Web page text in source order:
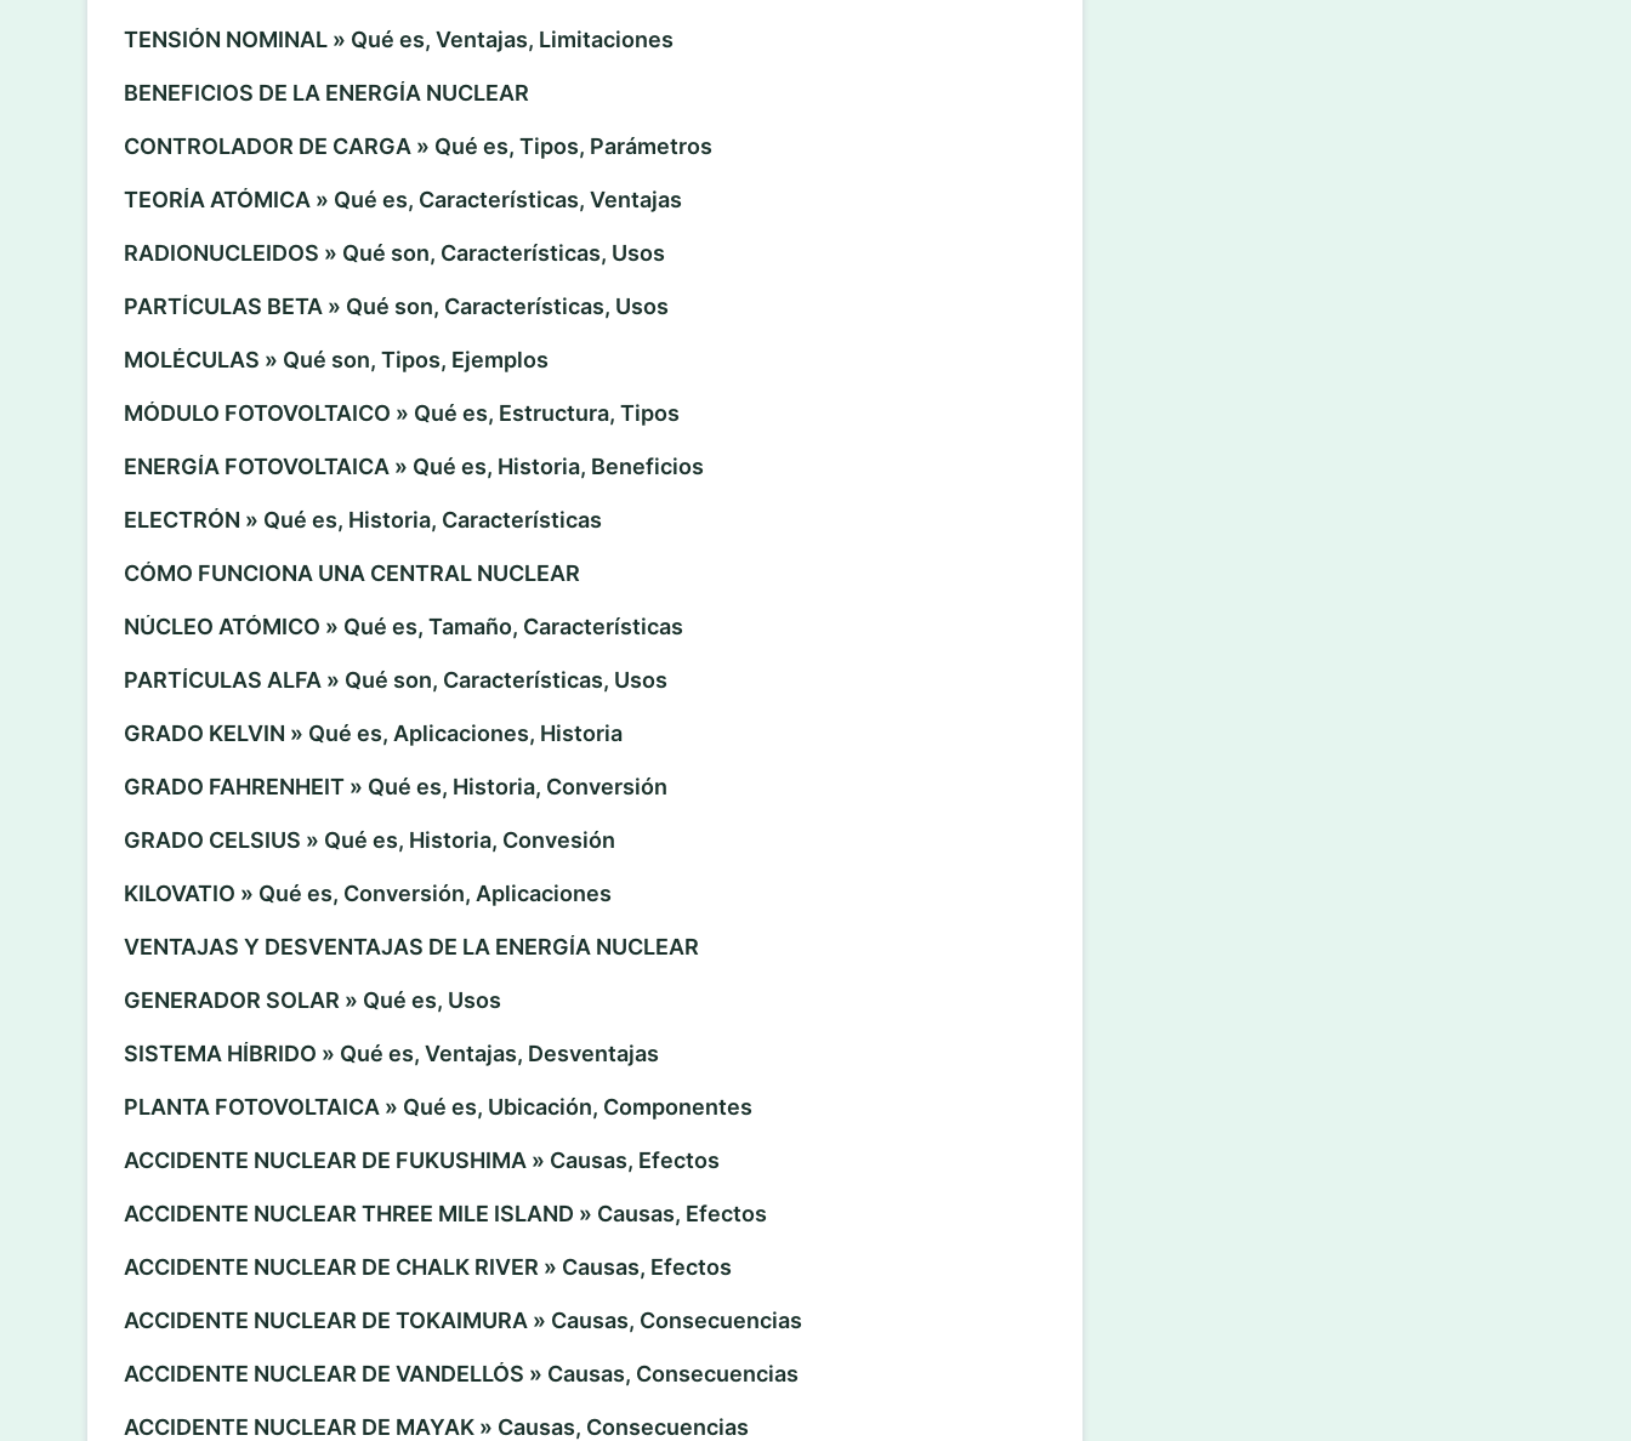
TENSIÓN NOMINAL » Qué es, Ventajas, Limitaciones
BENEFICIOS DE LA ENERGÍA NUCLEAR
CONTROLADOR DE CARGA » Qué es, Tipos, Parámetros
TEORÍA ATÓMICA » Qué es, Características, Ventajas
RADIONUCLEIDOS » Qué son, Características, Usos
PARTÍCULAS BETA » Qué son, Características, Usos
MOLÉCULAS » Qué son, Tipos, Ejemplos
MÓDULO FOTOVOLTAICO » Qué es, Estructura, Tipos
ENERGÍA FOTOVOLTAICA » Qué es, Historia, Beneficios
ELECTRÓN » Qué es, Historia, Características
CÓMO FUNCIONA UNA CENTRAL NUCLEAR
NÚCLEO ATÓMICO » Qué es, Tamaño, Características
PARTÍCULAS ALFA » Qué son, Características, Usos
GRADO KELVIN » Qué es, Aplicaciones, Historia
GRADO FAHRENHEIT » Qué es, Historia, Conversión
GRADO CELSIUS » Qué es, Historia, Convesión
KILOVATIO » Qué es, Conversión, Aplicaciones
VENTAJAS Y DESVENTAJAS DE LA ENERGÍA NUCLEAR
GENERADOR SOLAR » Qué es, Usos
SISTEMA HÍBRIDO » Qué es, Ventajas, Desventajas
PLANTA FOTOVOLTAICA » Qué es, Ubicación, Componentes
ACCIDENTE NUCLEAR DE FUKUSHIMA » Causas, Efectos
ACCIDENTE NUCLEAR THREE MILE ISLAND » Causas, Efectos
ACCIDENTE NUCLEAR DE CHALK RIVER » Causas, Efectos
ACCIDENTE NUCLEAR DE TOKAIMURA » Causas, Consecuencias
ACCIDENTE NUCLEAR DE VANDELLÓS » Causas, Consecuencias
ACCIDENTE NUCLEAR DE MAYAK » Causas, Consecuencias